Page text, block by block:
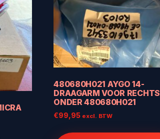
480680H021 AYGO 14-
DRAAGARM VOOR RECHTS
ONDER 480680H021
€99,95 excl. BTW